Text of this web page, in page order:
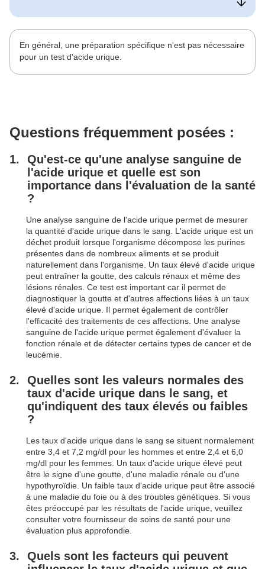
En général, une préparation spécifique n'est pas nécessaire
pour un test d'acide urique.
Questions fréquemment posées :
Qu'est-ce qu'une analyse sanguine de
l'acide urique et quelle est son
importance dans l'évaluation de la santé
?
Une analyse sanguine de l'acide urique permet de mesurer
la quantité d'acide urique dans le sang. L'acide urique est un
déchet produit lorsque l'organisme décompose les purines
présentes dans de nombreux aliments et se produit
naturellement dans l'organisme. Un taux élevé d'acide urique
peut entraîner la goutte, des calculs rénaux et même des
lésions rénales. Ce test est important car il permet de
diagnostiquer la goutte et d'autres affections liées à un taux
élevé d'acide urique. Il permet également de contrôler
l'efficacité des traitements de ces affections. Une analyse
sanguine de l'acide urique permet également d'évaluer la
fonction rénale et de détecter certains types de cancer et de
leucémie.
Quelles sont les valeurs normales des
taux d'acide urique dans le sang, et
qu'indiquent des taux élevés ou faibles
?
Les taux d'acide urique dans le sang se situent normalement
entre 3,4 et 7,2 mg/dl pour les hommes et entre 2,4 et 6,0
mg/dl pour les femmes. Un taux d'acide urique élevé peut
être le signe d'une goutte, d'une maladie rénale ou d'une
hypothyroïdie. Un faible taux d'acide urique peut être associé
à une maladie du foie ou à des troubles génétiques. Si vous
êtes préoccupé par les résultats de l'acide urique, veuillez
consulter votre fournisseur de soins de santé pour une
évaluation plus approfondie.
Quels sont les facteurs qui peuvent